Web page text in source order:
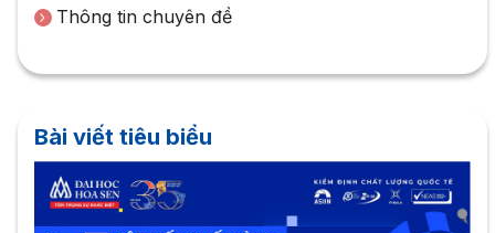
Thông tin chuyên đề
Bài viết tiêu biểu